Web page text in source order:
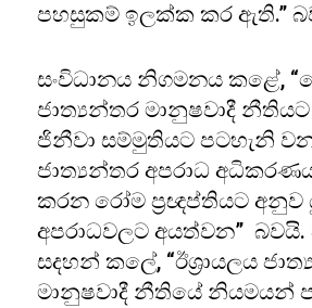
පහසුකම් ඉලක්ක කර ඇති.”
සංවිධානය නිගමනය කළේ,
ජාත්‍යන්තර මානුෂවාදී නීතියට
ජිනීවා සම්මුතියට පටහැනි
ජාත්‍යන්තර අපරාධ
කරන රෝම ප්‍රඥප්තියට අනුව
අපරාධවලට අයත්වන” බවයි.
සදහන් කලේ, “ඊශ්‍රායලය
මානුෂවාදී නීතියේ නියමයන්